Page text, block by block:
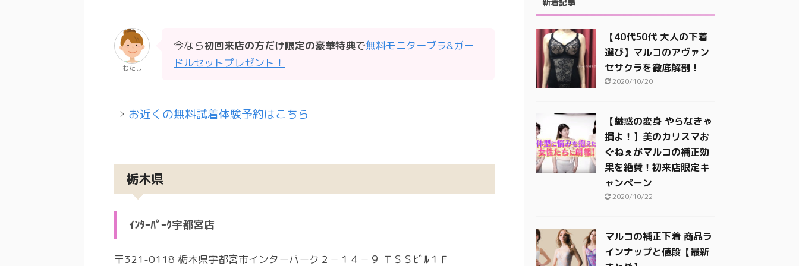
わたし
今なら初回来店の方だけ限定の豪華特典で無料モニターブラ&ガー
ドルセットプレゼント！
⇒ お近くの無料試着体験予約はこちら
栃木県
ｲﾝﾀｰﾊﾟｰｸ宇都宮店
〒321-0118 栃木県宇都宮市インターパーク２－１４－９ ＴＳＳﾋﾞﾙ１Ｆ
【40代50代 大人の下着
選び】マルコのアヴァン
セサクラを徹底解剖！
2020/10/20
【魅惑の変身 やらなきゃ
損よ！】美のカリスマお
ぐねぇがマルコの補正効
果を絶賛！初来店限定キ
ャンペーン
2020/10/22
マルコの補正下着 商品ラ
インナップと値段【最新